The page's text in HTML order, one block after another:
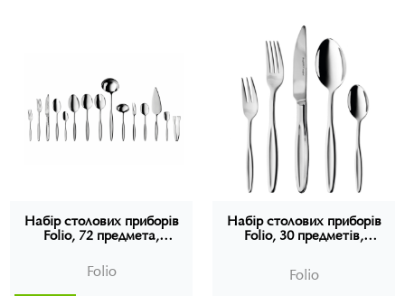
Набір столових приборів
Folio, 72 предмета,
Folio
Набір столових приборів
Folio, 30 предметів,
Folio